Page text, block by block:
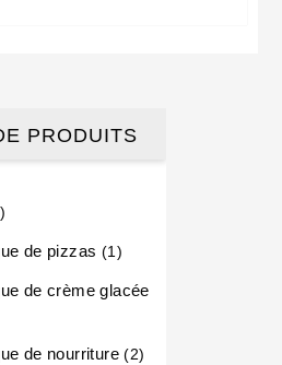
PRODUITS
produits
de pizzas 11 produit
de crème glacée
de nourriture 22 produits